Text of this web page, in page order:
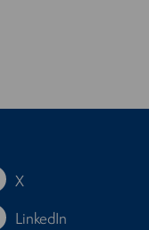
X
LinkedIn